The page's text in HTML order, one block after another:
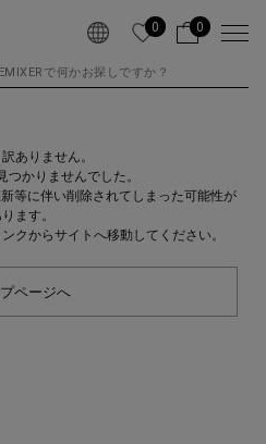
0 0
ありません。
つかりませんでした。
等に伴い削除されてしまった可能性が
ます。
クからサイトへ移動してください。
プページへ